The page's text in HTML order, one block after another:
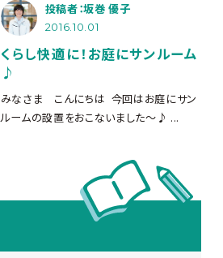
投稿者：坂巻 優子
2016.10.01
くらし快適に！お庭にサンルーム
♪
みなさま こんにちは 今回はお庭にサン
ルームの設置をおこないました～♪ ...